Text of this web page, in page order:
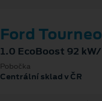
Ford
1.0 EcoBoost 92
Pobočka
Centrální sklad v ČR